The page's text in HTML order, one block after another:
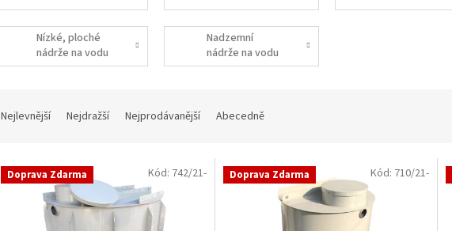
Nízké, ploché
nádrže na vodu
Nadzemní
nádrže na vodu
n
Nejlevnější Nejdražší Nejprodávanější Abecedně
V Doprava Zdarma Kód: 742/21- Doprava Zdarma Kód: 710/21-